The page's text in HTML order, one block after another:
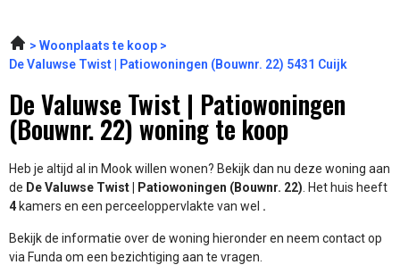
Woonplaats te koop
De Valuwse Twist | Patiowoningen (Bouwnr. 22) 5431 Cuijk
De Valuwse Twist | Patiowoningen
(Bouwnr. 22) woning te koop
Heb je altijd al in Mook willen wonen? Bekijk dan nu deze woning aan
de De Valuwse Twist | Patiowoningen (Bouwnr. 22). Het huis heeft
4 kamers en een perceeloppervlakte van wel .
Bekijk de informatie over de woning hieronder en neem contact op
via Funda om een bezichtiging aan te vragen.